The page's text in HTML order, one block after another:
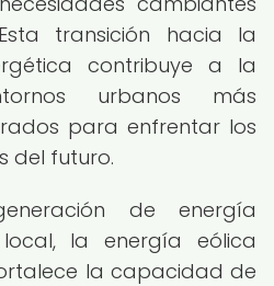
transición hacia la
contribuye a la
urbanos más
para enfrentar los
del futuro.
de energía
la energía eólica
la capacidad de